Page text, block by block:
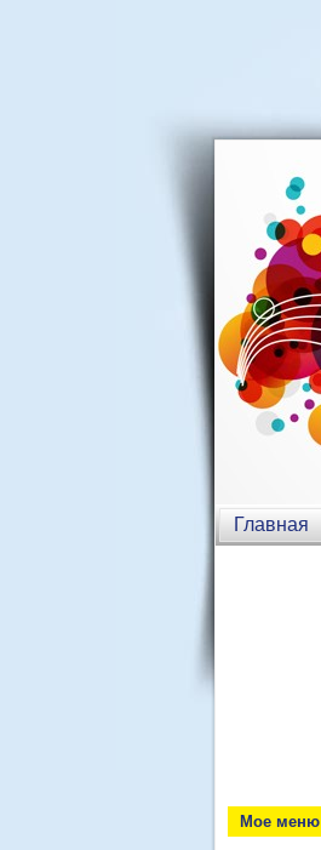
Главная
Мое меню